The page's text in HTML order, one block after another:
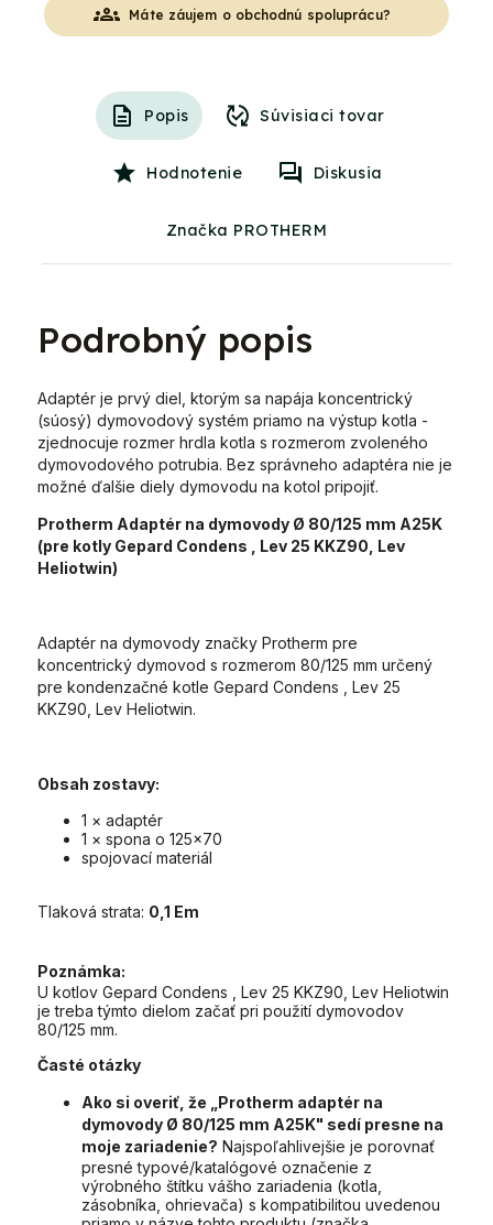
groups Máte záujem o obchodnú spoluprácu?
Popis Súvisiaci tovar
Hodnotenie Diskusia
Značka PROTHERM
Podrobný popis
Adaptér je prvý diel, ktorým sa napája koncentrický
(súosý) dymovodový systém priamo na výstup kotla -
zjednocuje rozmer hrdla kotla s rozmerom zvoleného
dymovodového potrubia. Bez správneho adaptéra nie je
možné ďalšie diely dymovodu na kotol pripojiť.
Protherm Adaptér na dymovody Ø 80/125 mm A25K
(pre kotly Gepard Condens , Lev 25 KKZ90, Lev
Heliotwin)
Adaptér na dymovody značky Protherm pre
koncentrický dymovod s rozmerom 80/125 mm určený
pre kondenzačné kotle Gepard Condens , Lev 25
KKZ90, Lev Heliotwin.
Obsah zostavy:
1 × adaptér
1 × spona o 125x70
spojovací materiál
Tlaková strata: 0,1 Em
Poznámka:
U kotlov Gepard Condens , Lev 25 KKZ90, Lev Heliotwin
je treba týmto dielom začať pri použití dymovodov
80/125 mm.
Časté otázky
Ako si overiť, že „Protherm adaptér na
dymovody Ø 80/125 mm A25K" sedí presne na
moje zariadenie? Najspoľahlivejšie je porovnať
presné typové/katalógové označenie z
výrobného štítku vášho zariadenia (kotla,
zásobníka, ohrievača) s kompatibilitou uvedenou